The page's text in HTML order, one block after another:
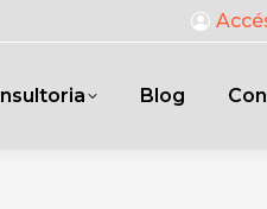
Blog